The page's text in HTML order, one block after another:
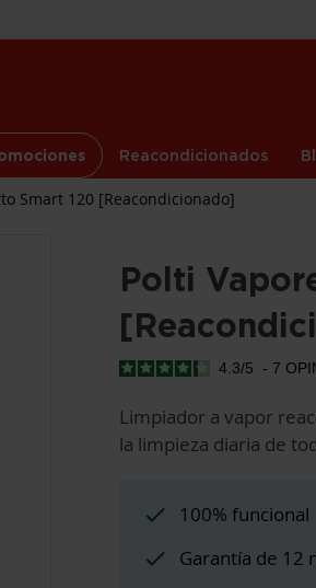
Reacondicionados
Smart 120 [Reacondicionado]
Polti
4.3/5 - 7
Limpiador a vapor
la limpieza diaria de
100% funcional
Garantía de 12